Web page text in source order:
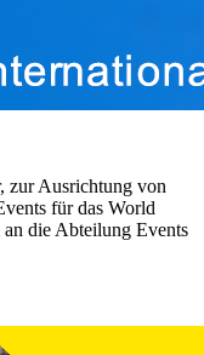
zur Ausrichtung von
für das World
die Abteilung Events